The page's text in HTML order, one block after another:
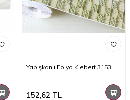
Yapışkanlı Folyo Klebert 3153
152,62 TL